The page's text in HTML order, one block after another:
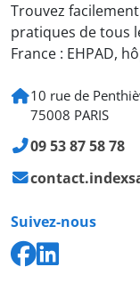
Trouvez
pratiques de tous
France : EHPAD,
10 rue de
75008 PARIS
09 53 87 58 78
Suivez-nous